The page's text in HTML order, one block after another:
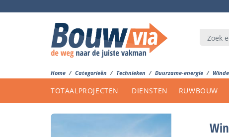
Home Categorieën Technieken Duurzame-energie
TOTAALPROJECTEN DIENSTEN RUWBOUW